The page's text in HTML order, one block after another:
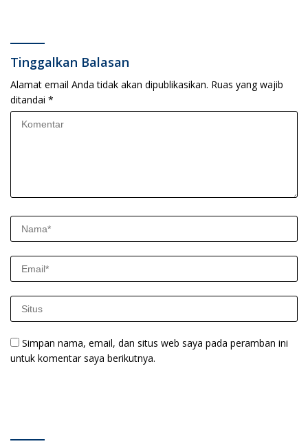
Massal dan Santunan Anak
Yatim
Tinggalkan Balasan
Alamat email Anda tidak akan dipublikasikan. Ruas yang wajib
ditandai *
Simpan nama, email, dan situs web saya pada peramban ini
untuk komentar saya berikutnya.